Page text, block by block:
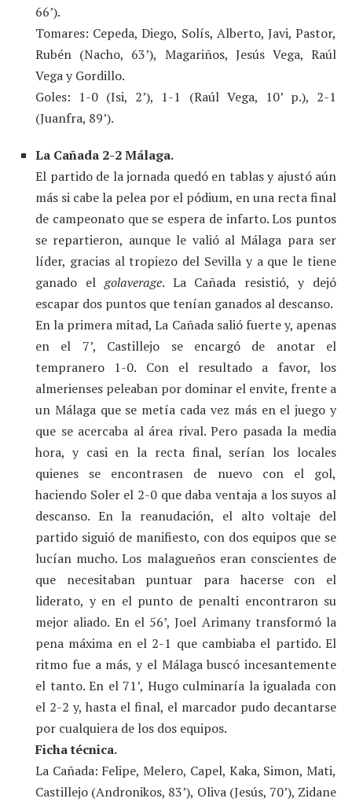
66’).
Tomares: Cepeda, Diego, Solís, Alberto, Javi, Pastor,
Rubén (Nacho, 63’), Magariños, Jesús Vega, Raúl
Vega y Gordillo.
Goles: 1-0 (Isi, 2’), 1-1 (Raúl Vega, 10’ p.), 2-1
(Juanfra, 89’).
La Cañada 2-2 Málaga.
El partido de la jornada quedó en tablas y ajustó aún
más si cabe la pelea por el pódium, en una recta final
de campeonato que se espera de infarto. Los puntos
se repartieron, aunque le valió al Málaga para ser
líder, gracias al tropiezo del Sevilla y a que le tiene
ganado elgolaverage. La Cañada resistió, y dejó
escapar dos puntos que tenían ganados al descanso.
En la primera mitad, La Cañada salió fuerte y, apenas
en el 7’, Castillejo se encargó de anotar el
tempranero 1-0. Con el resultado a favor, los
almerienses peleaban por dominar el envite, frente a
un Málaga que se metía cada vez más en el juego y
que se acercaba al área rival. Pero pasada la media
hora, y casi en la recta final, serían los locales
quienes se encontrasen de nuevo con el gol,
haciendo Soler el 2-0 que daba ventaja a los suyos al
descanso. En la reanudación, el alto voltaje del
partido siguió de manifiesto, con dos equipos que se
lucían mucho. Los malagueños eran conscientes de
que necesitaban puntuar para hacerse con el
liderato, y en el punto de penalti encontraron su
mejor aliado. En el 56’, Joel Arimany transformó la
pena máxima en el 2-1 que cambiaba el partido. El
ritmo fue a más, y el Málaga buscó incesantemente
el tanto. En el 71’, Hugo culminaría la igualada con
el 2-2 y, hasta el final, el marcador pudo decantarse
por cualquiera de los dos equipos.
Ficha técnica.
La Cañada: Felipe, Melero, Capel, Kaka, Simon, Mati,
Castillejo (Andronikos, 83’), Oliva (Jesús, 70’), Zidane